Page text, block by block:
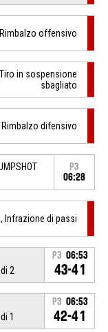
offensivo
in sospensione
sbagliato
Rimbalzo difensivo
P3
06:28
, Infrazione di passi
2
P3 06:53
43-41
1
P3 06:53
42-41